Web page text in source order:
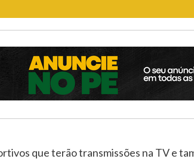
que terão transmissões na TV e